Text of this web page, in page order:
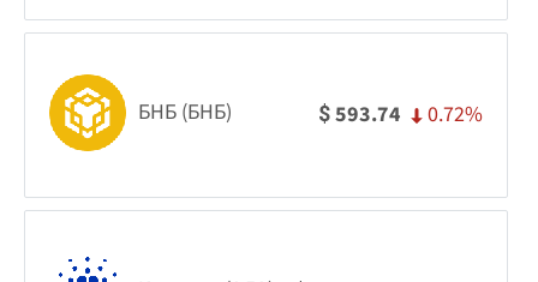
БНБ (БНБ) $593.74 0.72%